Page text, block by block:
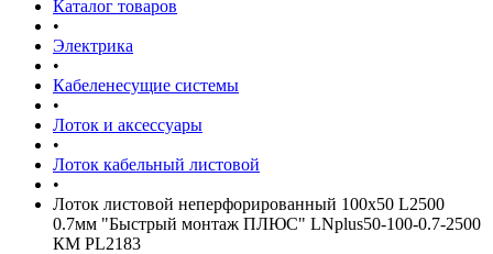
Каталог товаров
•
Электрика
•
Кабеленесущие системы
•
Лоток и аксессуары
•
Лоток кабельный листовой
•
Лоток листовой неперфорированный 100х50 L2500
0.7мм "Быстрый монтаж ПЛЮС" LNplus50-100-0.7-2500
КМ PL2183